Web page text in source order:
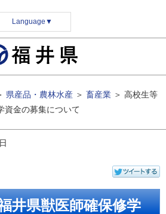
Language ▼
県産品・農林水産 ＞ 畜産業 ＞ 高校生等
資金の募集について
井県獣医師確保修学